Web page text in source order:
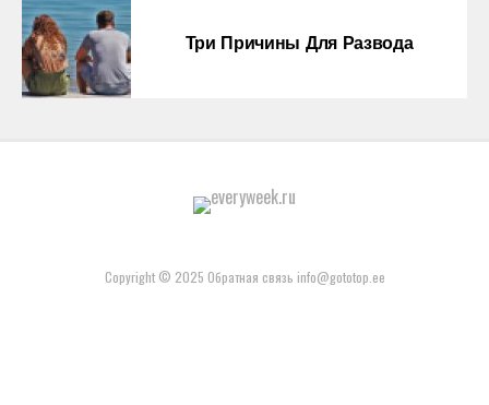
Три Причины Для Развода
Copyright © 2025 Обратная связь info@gototop.ee